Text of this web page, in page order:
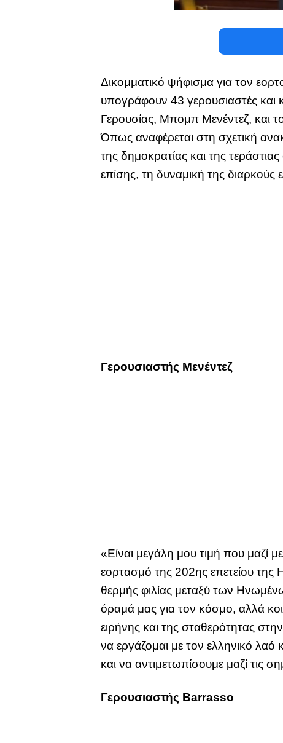
Δικομματικό ψήφισμα για τον
υπογράφουν 43 γερουσιαστές
Γερουσίας, Μπομπ Μενέντεζ, και
Όπως αναφέρεται στη σχετική
της δημοκρατίας και της
επίσης, τη δυναμική της
Γερουσιαστής Μενέντεζ
«Είναι μεγάλη μου τιμή που μαζί
εορτασμό της 202ης επετείου της
θερμής φιλίας μεταξύ των
όραμά μας για τον κόσμο, αλλά
ειρήνης και της σταθερότητας
να εργάζομαι με τον ελληνικό λαό
και να αντιμετωπίσουμε μαζί τις
Γερουσιαστής Barrasso